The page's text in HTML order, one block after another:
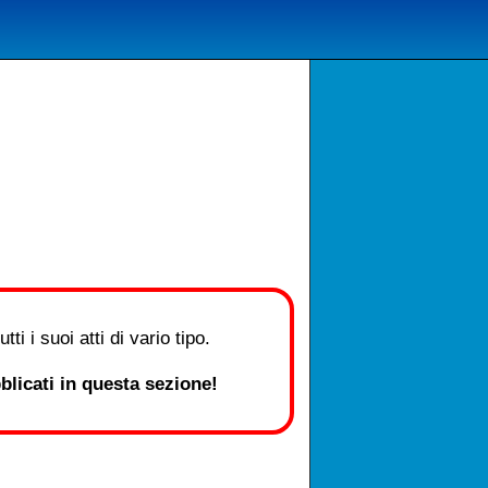
i suoi atti di vario tipo.
in questa sezione!